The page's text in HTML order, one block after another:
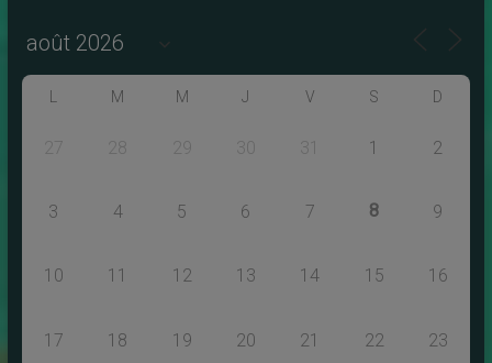
L M M J V S D
27 28 29 30 31 1 2
3 4 5 6 7 8 9
10 11 12 13 14 15 16
17 18 19 20 21 22 23